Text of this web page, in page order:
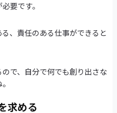
要です。
、責任のある仕事ができると
で、自分で何でも創り出さな
求める